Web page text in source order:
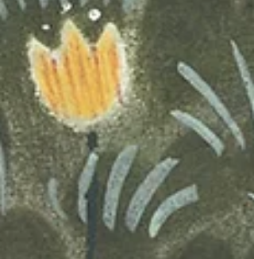
西藤燦 @saito3sun やまぐちまりこ @mariko_y_ehon の3
作風は全く違うけれど、同じ空間に並べ